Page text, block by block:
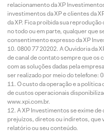
relacionamento da XP
investimentos da XP e clientes da
da XP. Fica proibida sua
no todo ou em parte, qualquer que
consentimento expresso da XP
0800 77 20202. A Ouvidoria da
de canal de contato sempre que os
com as soluções dadas pela
ser realizado por meio do telefone:
O custo da operação e a
de custos operacionais
www.xpi.com.br.
A XP Investimentos se exime
prejuízos, diretos ou indiretos, que
relatório ou seu conteúdo.